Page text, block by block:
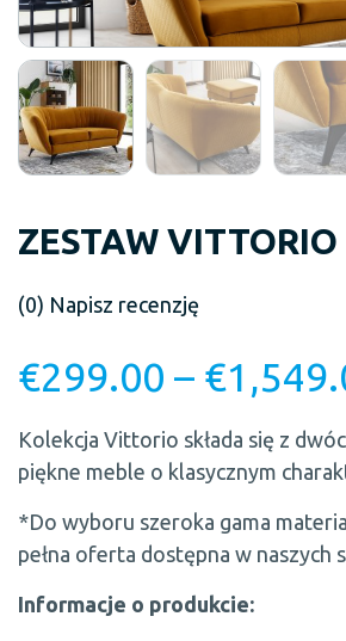
ZESTAW
(0) Napisz recenzję
€299.00 – €
Kolekcja Vittorio składa się z
piękne meble o klasycznym
*Do wyboru szeroka gama
pełna oferta dostępna w naszych
Informacje o produkcie: